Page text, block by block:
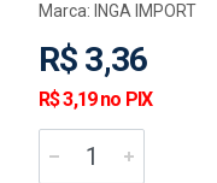
Marca: INGA IMPORT
R$ 3,36
R$ 3,19 no PIX